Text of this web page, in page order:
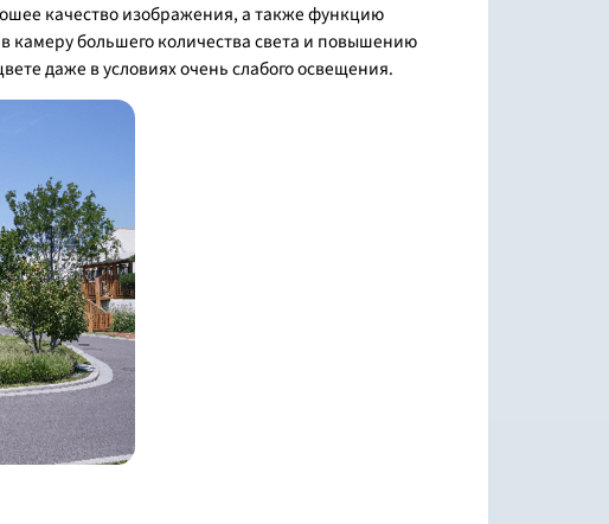
качество изображения, а также функцию
камеру большего количества света и повышению
даже в условиях очень слабого освещения.